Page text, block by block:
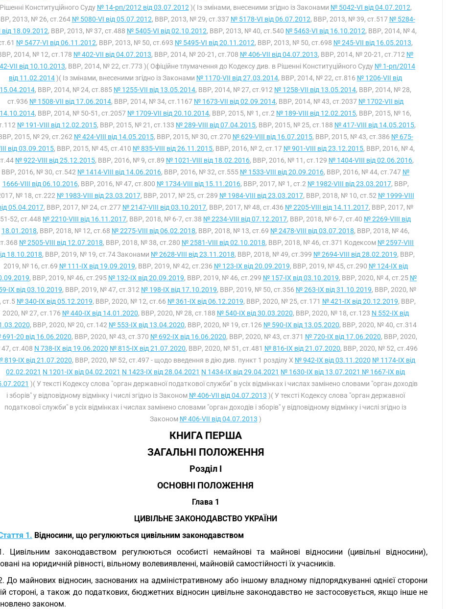
Рішенні Конституційного Суду № 14-рп/2012 від 03.07.2012 )( Із змінами, внесеними згідно із Законами № 5042-VI від 04.07.2012,
2013, № 26, ст.264 № 5080-VI від 05.07.2012, ВВР, 2013, № 29, ст.337 № 5178-VI від 06.07.2012, ВВР, 2013, № 39, ст.517 № 5284-
від 18.09.2012, ВВР, 2013, № 37, ст.488 № 5405-VI від 02.10.2012, ВВР, 2013, № 40, ст.540 № 5463-VI від 16.10.2012, ВВР, 2014, № 4,
№ 5477-VI від 06.11.2012, ВВР, 2013, № 50, ст.693 № 5495-VI від 20.11.2012, ВВР, 2013, № 50, ст.698 № 245-VII від 16.05.2013,
2014, № 12, ст.178 № 402-VII від 04.07.2013, ВВР, 2014, № 20-21, ст.708 № 406-VII від 04.07.2013, ВВР, 2014, № 20-21, ст.712 №
VII від 10.10.2013, ВВР, 2014, № 22, ст.773 )( Офіційне тлумачення до Кодексу див. в Рішенні Конституційного Суду № 1-рп/2014
від 11.02.2014)( Із змінами, внесеними згідно із Законами № 1170-VII від 27.03.2014, ВВР, 2014, № 22, ст.816 № 1206-VII від
15.04.2014, ВВР, 2014, № 24, ст.885 № 1255-VII від 13.05.2014, ВВР, 2014, № 27, ст.912 № 1258-VII від 13.05.2014, ВВР, 2014, № 28,
ст.936 № 1508-VII від 17.06.2014, ВВР, 2014, № 34, ст.1167 № 1673-VII від 02.09.2014, ВВР, 2014, № 43, ст.2037 № 1702-VII від
14.10.2014, ВВР, 2014, № 50-51, ст.2057 № 1709-VII від 20.10.2014, ВВР, 2015, № 1, ст.2 № 189-VIII від 12.02.2015, ВВР, 2015, № 16,
№ 191-VIII від 12.02.2015, ВВР, 2015, № 21, ст.133 № 289-VIII від 07.04.2015, ВВР, 2015, № 25, ст.188 № 417-VIII від 14.05.2015,
2015, № 29, ст.262 № 424-VIII від 14.05.2015, ВВР, 2015, № 30, ст.270 № 629-VIII від 16.07.2015, ВВР, 2015, № 43, ст.386 № 675-
від 03.09.2015, ВВР, 2015, № 45, ст.410 № 835-VIII від 26.11.2015, ВВР, 2016, № 2, ст.17 № 901-VIII від 23.12.2015, ВВР, 2016, № 4,
№ 922-VIII від 25.12.2015, ВВР, 2016, № 9, ст.89 № 1021-VIII від 18.02.2016, ВВР, 2016, № 11, ст.129 № 1404-VIII від 02.06.2016,
ВВР, 2016, № 30, ст.542 № 1414-VIII від 14.06.2016, ВВР, 2016, № 32, ст.555 № 1533-VIII від 20.09.2016, ВВР, 2016, № 44, ст.747 №
1666-VIII від 06.10.2016, ВВР, 2016, № 47, ст.800 № 1734-VIII від 15.11.2016, ВВР, 2017, № 1, ст.2 № 1982-VIII від 23.03.2017, ВВР,
№ 18, ст.222 № 1983-VIII від 23.03.2017, ВВР, 2017, № 25, ст.289 № 1984-VIII від 23.03.2017, ВВР, 2018, № 10, ст.52 № 1999-VIII
05.04.2017, ВВР, 2017, № 24, ст.277 № 2147-VIII від 03.10.2017, ВВР, 2017, № 48, ст.436 № 2205-VIII від 14.11.2017, ВВР, 2017, №
51-52, ст.448 № 2210-VIII від 16.11.2017, ВВР, 2018, № 6-7, ст.38 № 2234-VIII від 07.12.2017, ВВР, 2018, № 6-7, ст.40 № 2269-VIII від
18.01.2018, ВВР, 2018, № 12, ст.68 № 2275-VIII від 06.02.2018, ВВР, 2018, № 13, ст.69 № 2478-VIII від 03.07.2018, ВВР, 2018, № 46,
№ 2505-VIII від 12.07.2018, ВВР, 2018, № 38, ст.280 № 2581-VIII від 02.10.2018, ВВР, 2018, № 46, ст.371 Кодексом № 2597-VIII
18.10.2018, ВВР, 2019, № 19, ст.74 Законами № 2628-VIII від 23.11.2018, ВВР, 2018, № 49, ст.399 № 2694-VIII від 28.02.2019, ВВР,
2019, № 16, ст.69 № 111-IX від 19.09.2019, ВВР, 2019, № 42, ст.236 № 123-IX від 20.09.2019, ВВР, 2019, № 45, ст.290 № 124-IX від
, ВВР, 2019, № 46, ст.295 № 132-IX від 20.09.2019, ВВР, 2019, № 46, ст.299 № 157-IX від 03.10.2019, ВВР, 2020, № 4, ст.25 №
IX від 03.10.2019, ВВР, 2019, № 47, ст.312 № 198-IX від 17.10.2019, ВВР, 2019, № 50, ст.356 № 263-IX від 31.10.2019, ВВР, 2020, №
ст.5 № 340-IX від 05.12.2019, ВВР, 2020, № 12, ст.66 № 361-IX від 06.12.2019, ВВР, 2020, № 25, ст.171 № 421-IX від 20.12.2019, ВВР,
2020, № 27, ст.176 № 440-IX від 14.01.2020, ВВР, 2020, № 28, ст.188 № 540-IX від 30.03.2020, ВВР, 2020, № 18, ст.123 N 552-IX від
, ВВР, 2020, № 20, ст.142 № 553-IX від 13.04.2020, ВВР, 2020, № 19, ст.126 № 590-IX від 13.05.2020, ВВР, 2020, № 40, ст.314
20 від 16.06.2020, ВВР, 2020, № 43, ст.370 № 692-IX від 16.06.2020, ВВР, 2020, № 43, ст.371 № 720-IX від 17.06.2020, ВВР, 2020,
ст.408 N 738-IX від 19.06.2020 № 815-IX від 21.07.2020, ВВР, 2020, № 51, ст.481 № 816-IX від 21.07.2020, ВВР, 2020, № 52, ст.496
819-IX від 21.07.2020, ВВР, 2020, № 52, ст.497 - щодо введення в дію див. пункт 1 розділу X № 942-IX від 03.11.2020 № 1174-IX від
02.02.2021 N 1201-IX від 04.02.2021 N 1423-IX від 28.04.2021 N 1434-IX від 29.04.2021 № 1630-IX від 13.07.2021 № 1667-IX від
)( У тексті Кодексу слова "орган державної податкової служби" в усіх відмінках і числах замінено словами "орган доходів
і зборів" у відповідному відмінку і числі згідно із Законом № 406-VII від 04.07.2013 )( У тексті Кодексу слова "орган державної
податкової служби" в усіх відмінках і числах замінено словами "орган доходів і зборів" у відповідному відмінку і числі згідно із
Законом № 406-VII від 04.07.2013 )
КНИГА ПЕРША
ЗАГАЛЬНІ ПОЛОЖЕННЯ
Розділ I
ОСНОВНІ ПОЛОЖЕННЯ
Глава 1
ЦИВІЛЬНЕ ЗАКОНОДАВСТВО УКРАЇНИ
1. Відносини, що регулюються цивільним законодавством
Цивільним законодавством регулюються особисті немайнові та майнові відносини (цивільні відносини),
на юридичній рівності, вільному волевиявленні, майновій самостійності їх учасників.
До майнових відносин, заснованих на адміністративному або іншому владному підпорядкуванні однієї сторони
стороні, а також до податкових, бюджетних відносин цивільне законодавство не застосовується, якщо інше не
законом.